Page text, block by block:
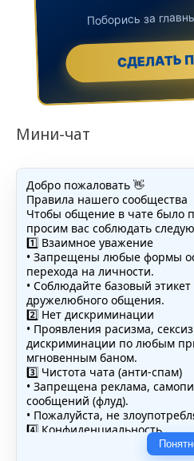
Поборись за
СДЕЛАТЬ
Мини-чат
Добро пожаловать 👋
Правила нашего сообщества
Чтобы общение в чате было
просим вас соблюдать
1️⃣ Взаимное уважение
• Запрещены любые формы
перехода на личности.
• Соблюдайте базовый
дружелюбного общения.
2️⃣ Нет дискриминации
• Проявления расизма,
дискриминации по любым
мгновенным баном.
3️⃣ Чистота чата (анти-спам)
• Запрещена реклама,
сообщений (флуд).
• Пожалуйста, не
4️⃣ Конфиденциальность
• Не публикуйте личные
(телефоны, адреса,